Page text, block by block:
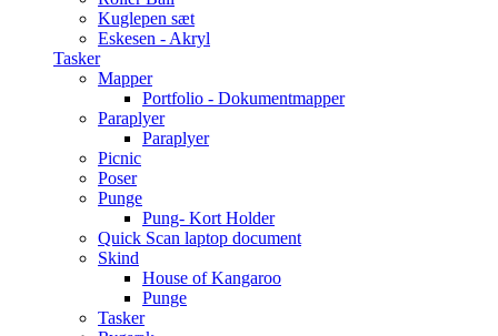
Kuglepen sæt
Eskesen - Akryl
Tasker
Mapper
Portfolio - Dokumentmapper
Paraplyer
Paraplyer
Picnic
Poser
Punge
Pung- Kort Holder
Quick Scan laptop document
Skind
House of Kangaroo
Punge
Tasker